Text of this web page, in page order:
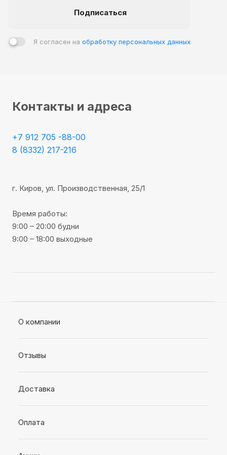
- отличаются значительной прочностью и
- предоставляют возможность выбора расцветки.
- теплоизоляция;
- быстрота и лёгкость монтажных работ.
Подписаться
Я согласен на обработку персональных данных
Контакты и адреса
+7 912 705 -88-00
8 (8332) 217-216
г. Киров, ул. Производственная, 25/1
Время работы:
9:00 – 20:00 будни
9:00 – 18:00 выходные
О компании
Отзывы
Доставка
Оплата